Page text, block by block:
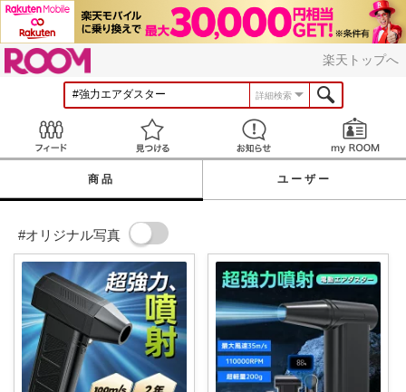
楽天トップへ
詳細検索
見つける お知らせ
商品 ユーザー
#オリジナル写真